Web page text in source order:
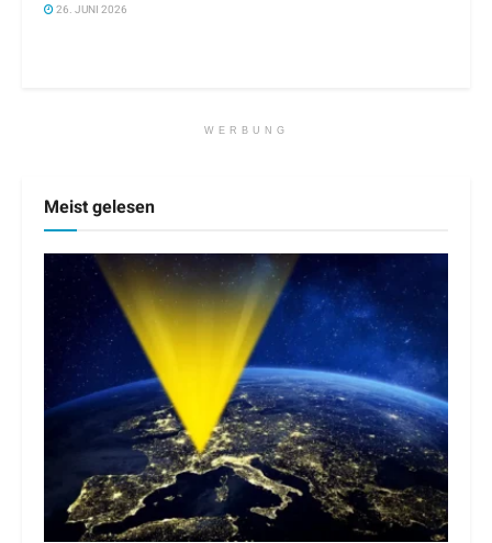
26. JUNI 2026
WERBUNG
Meist gelesen